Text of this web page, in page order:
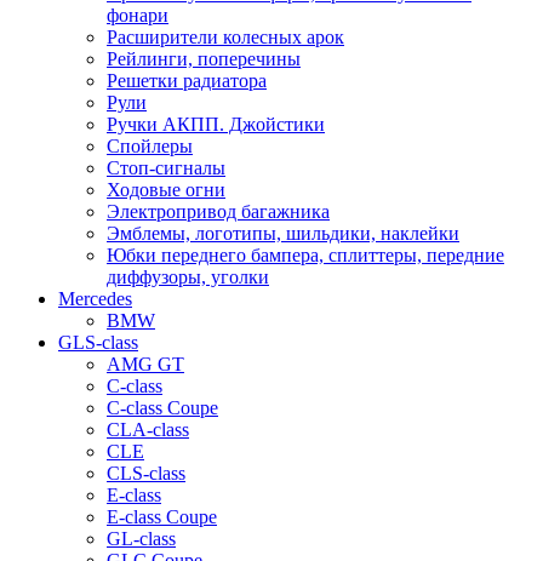
фонари
Расширители колесных арок
Рейлинги, поперечины
Решетки радиатора
Рули
Ручки АКПП. Джойстики
Спойлеры
Стоп-сигналы
Ходовые огни
Электропривод багажника
Эмблемы, логотипы, шильдики, наклейки
Юбки переднего бампера, сплиттеры, передние
диффузоры, уголки
Mercedes
BMW
GLS-class
AMG GT
C-class
C-class Coupe
CLA-class
CLE
CLS-class
E-class
E-class Coupe
GL-class